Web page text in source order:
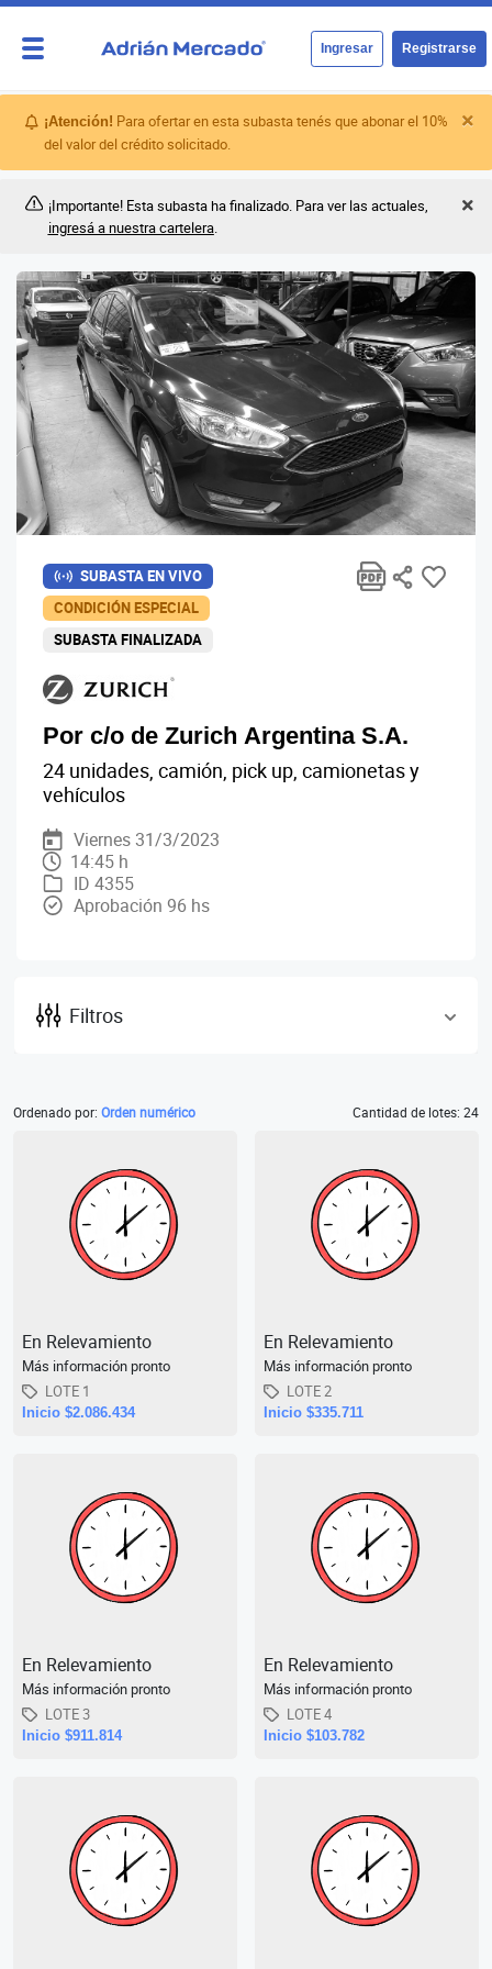
Ingresar Registrarse
¡Atención! Para ofertar en esta subasta tenés que abonar el 10%
del valor del crédito solicitado.
¡Importante! Esta subasta ha finalizado. Para ver las actuales,
ingresá a nuestra cartelera.
Por c/o de Zurich Argentina S.A.
SUBASTA EN VIVO
CONDICIÓN ESPECIAL
SUBASTA FINALIZADA
24 unidades, camión, pick up, camionetas y
vehículos
Viernes 31/3/2023
14:45 h
ID 4355
Aprobación 96 hs
Filtros
Ordenado por: Orden numérico Cantidad de lotes: 24
En Relevamiento
Más información pronto
LOTE 1
Inicio $2.086.434
En Relevamiento
Más información pronto
LOTE 2
Inicio $335.711
En Relevamiento
Más información pronto
LOTE 3
Inicio $911.814
En Relevamiento
Más información pronto
LOTE 4
Inicio $103.782